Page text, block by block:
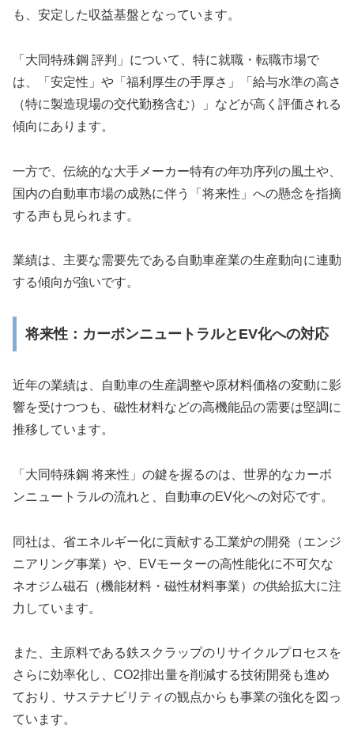
も、安定した収益基盤となっています。
「大同特殊鋼 評判」について、特に就職・転職市場で
は、「安定性」や「福利厚生の手厚さ」「給与水準の高さ
（特に製造現場の交代勤務含む）」などが高く評価される
傾向にあります。
一方で、伝統的な大手メーカー特有の年功序列の風土や、
国内の自動車市場の成熟に伴う「将来性」への懸念を指摘
する声も見られます。
業績は、主要な需要先である自動車産業の生産動向に連動
する傾向が強いです。
将来性：カーボンニュートラルとEV化への対応
近年の業績は、自動車の生産調整や原材料価格の変動に影
響を受けつつも、磁性材料などの高機能品の需要は堅調に
推移しています。
「大同特殊鋼 将来性」の鍵を握るのは、世界的なカーボ
ンニュートラルの流れと、自動車のEV化への対応です。
同社は、省エネルギー化に貢献する工業炉の開発（エンジ
ニアリング事業）や、EVモーターの高性能化に不可欠な
ネオジム磁石（機能材料・磁性材料事業）の供給拡大に注
力しています。
また、主原料である鉄スクラップのリサイクルプロセスを
さらに効率化し、CO2排出量を削減する技術開発も進め
ており、サステナビリティの観点からも事業の強化を図っ
ています。